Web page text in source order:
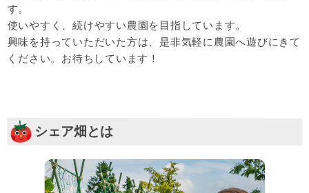
す。
使いやすく、続けやすい農園を目指しています。
興味を持っていただいた方は、是非気軽に農園へ遊びにきて
ください。お待ちしています！
シェア畑とは